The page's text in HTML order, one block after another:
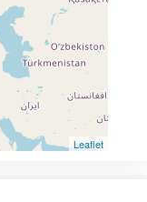
Leaflet